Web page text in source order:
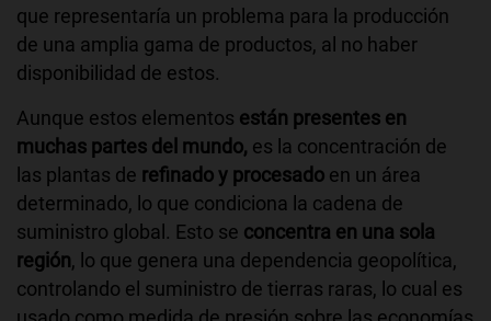
que representaría un problema para la producción
de una amplia gama de productos, al no haber
disponibilidad de estos.
Aunque estos elementos están presentes en
muchas partes del mundo, es la concentración de
las plantas de refinado y procesado en un área
determinado, lo que condiciona la cadena de
suministro global. Esto se concentra en una sola
región, lo que genera una dependencia geopolítica,
controlando el suministro de tierras raras, lo cual es